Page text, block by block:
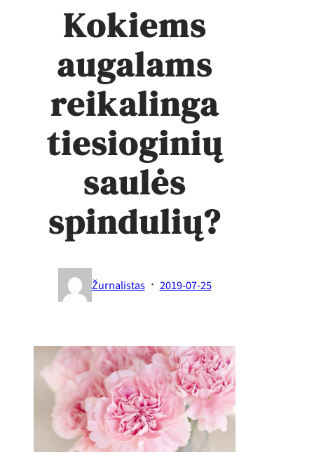
Kokiems
augalams
reikalinga
tiesioginių
saulės
spindulių?
Žurnalistas · 2019-07-25